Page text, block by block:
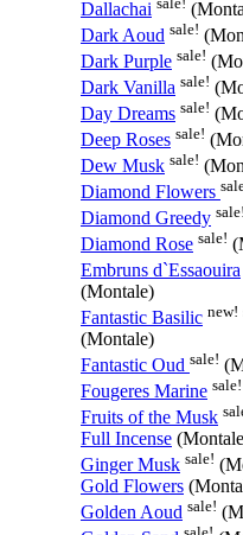
Dallachai
Dark Aoud sale!
Dark Purple sale!
Dark Vanilla sale!
Day Dreams sale!
Deep Roses sale!
Dew Musk sale!
Diamond Flowers
Diamond Greedy sale!
Diamond Rose sale!
Embruns d`Essaouira
(Montale)
Fantastic Basilic new!
(Montale)
Fantastic Oud sale!
Fougeres Marine sale!
Fruits of the Musk
Full Incense
Ginger Musk sale!
Gold Flowers
Golden Aoud sale!